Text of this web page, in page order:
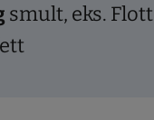
smult, eks. Flott